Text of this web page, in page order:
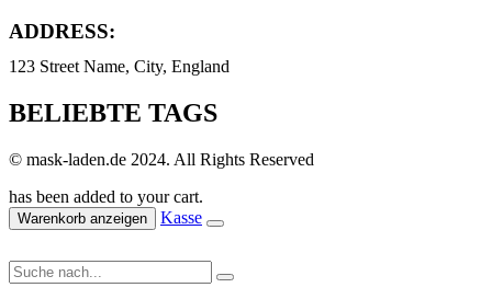
ADDRESS:
123 Street Name, City, England
BELIEBTE TAGS
© mask-laden.de 2024. All Rights Reserved
has been added to your cart.
Warenkorb anzeigen Kasse